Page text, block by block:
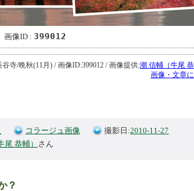
画像ID : 399012
寺/晩秋(11月) / 画像ID:399012 / 画像提供:潮 信輔（牛尾 恭
画像・文章
コラージュ画像 撮影日:2010-11-27
尾 恭輔） さん
？